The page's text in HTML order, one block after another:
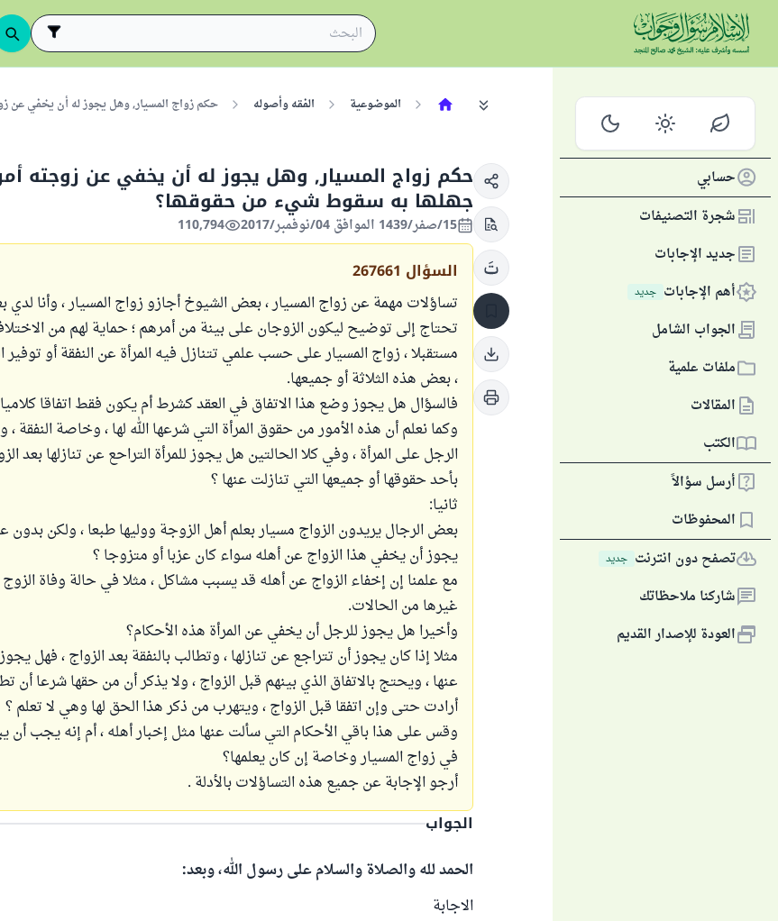
حسابي
شجرة التصنيفات
جديد الإجابات
أهم الإجابات جديد
الجواب الشامل
ملفات علمية
المقالات
الكتب
أرسل سؤالاً
المحفوظات
تصفح دون انترنت جديد
شاركنا ملاحظاتك
العودة للإصدار القديم
الموضوعية الفقه وأصوله حكم زواج المسيار, وهل يجوز له أن يخفي
حكم زواج المسيار, وهل يجوز له أن يخفي عن زوجته
جهلها به سقوط شيء من حقوقها؟
15/صفر/1439 الموافق 04/نوفمبر/2017 110,794
السؤال 267661
تساؤلات مهمة عن زواج المسيار ، بعض الشيوخ أجازو زواج المسيار ، وأنا لدي
تحتاج إلى توضيح ليكون الزوجان على بينة من أمرهم ؛ حماية لهم من
مستقبلا ، زواج المسيار على حسب علمي تتنازل فيه المرأة عن النفقة أو توفير
، بعض هذه الثلاثة أو جميعها.
فالسؤال هل يجوز وضع هذا الاتفاق في العقد كشرط أم يكون فقط اتفاقا
وكما نعلم أن هذه الأمور من حقوق المرأة التي شرعها الله لها ، وخاصة النفقة
الرجل على المرأة ، وفي كلا الحالتين هل يجوز للمرأة التراحع عن تنازلها بعد
بأحد حقوقها أو جميعها التي تنازلت عنها ؟
ثانيا:
بعض الرجال يريدون الزواج مسيار بعلم أهل الزوجة ووليها طبعا ، ولكن بدون
يجوز أن يخفي هذا الزواج عن أهله سواء كان عزبا أو متزوجا ؟
مع علمنا إن إخفاء الزواج عن أهله قد يسبب مشاكل ، مثلا في حالة وفاة
غيرها من الحالات.
وأخيرا هل يجوز للرجل أن يخفي عن المرأة هذه الأحكام؟
مثلا إذا كان يجوز أن تتراجع عن تنازلها ، وتطالب بالنفقة بعد الزواج ، فهل
عنها ، ويحتج بالاتفاق الذي بينهم قبل الزواج ، ولا يذكر أن من حقها شرعا أن
أرادت حتى وإن اتفقا قبل الزواج ، ويتهرب من ذكر هذا الحق لها وهي لا تعلم ؟
وقس على هذا باقي الأحكام التي سألت عنها مثل إخبار أهله ، أم إنه يجب أن
في زواج المسيار وخاصة إن كان يعلمها؟
أرجو الإجابة عن جميع هذه التساؤلات بالأدلة .
الجواب
الحمد لله والصلاة والسلام على رسول الله، وبعد:
الاجابة